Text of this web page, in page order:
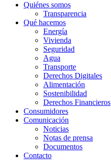
Quiénes somos
Transparencia
Qué hacemos
Energía
Vivienda
Seguridad
Agua
Transporte
Derechos Digitales
Alimentación
Sostenibilidad
Derechos Financieros
Consumidores
Comunicación
Noticias
Notas de prensa
Documentos
Contacto